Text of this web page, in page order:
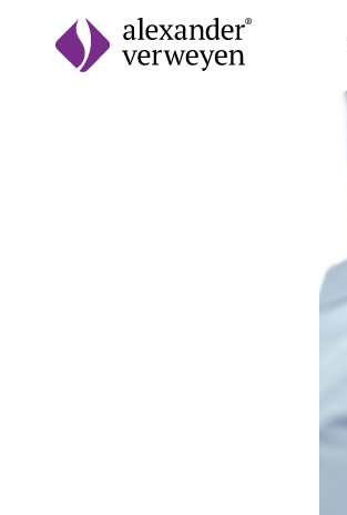
Zum Inhalt springen